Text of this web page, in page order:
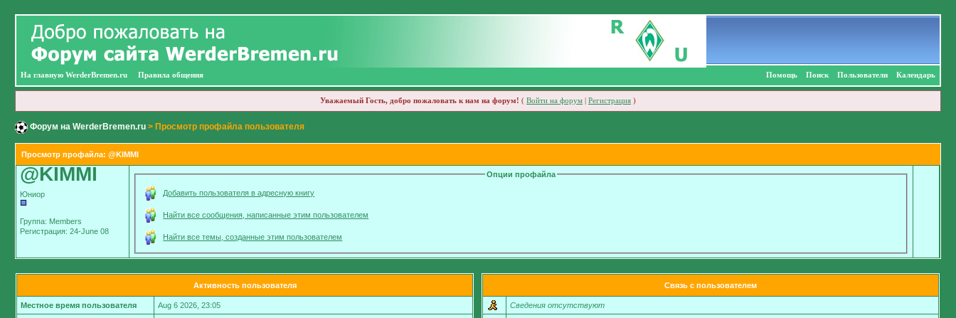
На главную WerderBremen.ru Правила общения Помощь Поиск Пользователи Календарь
Уважаемый Гость, добро пожаловать к нам на форум! ( Войти на форум Регистрация )
Форум на WerderBremen.ru > Просмотр профайла пользователя
Просмотр профайла: @KIMMI
@KIMMI
Юниор
Группа: Members
Регистрация: 24-June 08
Опции профайла
Добавить пользователя в адресную книгу
Найти все сообщения, написанные этим пользователем
Найти все темы, созданные этим пользователем
Активность пользователя
Местное время пользователя Aug 6 2026, 23:05
Связь с пользователем
Сведения отсутствуют